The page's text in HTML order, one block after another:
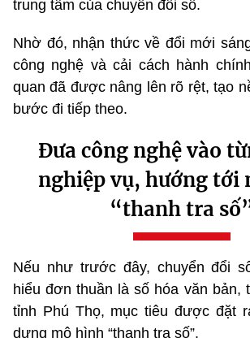
trung tâm của chuyển đổi số.
Nhờ đó, nhận thức về đổi mới
công nghệ và cải cách hành
quan đã được nâng lên rõ rệt, tạo
bước đi tiếp theo.
Đưa công nghệ vào
nghiệp vụ, hướng tới
“thanh tra
Nếu như trước đây, chuyển đổi
hiểu đơn thuần là số hóa văn bản,
tỉnh Phú Thọ, mục tiêu được đặt
dựng mô hình “thanh tra số”.